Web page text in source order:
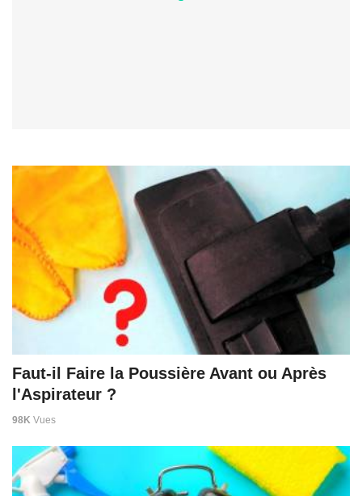
Faut-il Faire la Poussière Avant ou Après
l'Aspirateur ?
98K Vues